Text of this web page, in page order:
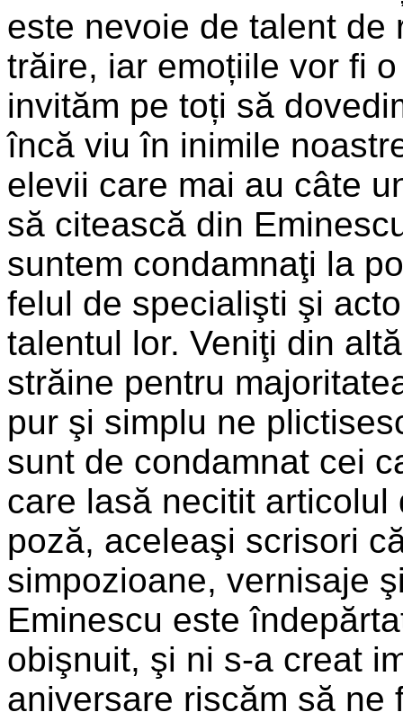
este nevoie de talent de
trăire, iar emoțiile vor fi
invităm pe toți să
încă viu în inimile
elevii care mai au câte
să citească din
suntem condamnaţi la
felul de specialişti şi
talentul lor. Veniţi din
străine pentru
pur şi simplu ne
sunt de condamnat cei
care lasă necitit
poză, aceleaşi scrisori
simpozioane, vernisaje
Eminescu este
obişnuit, şi ni s-a creat
aniversare riscăm să ne